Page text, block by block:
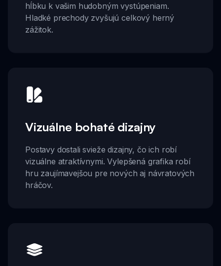
hĺbku k vašim hudobným vystúpeniam.
Hladké prechody zvyšujú celkový herný
zážitok.
Vizuálne bohaté dizajny
Postavy dostali svieže dizajny, čo ich robí
vizuálne atraktívnymi. Vylepšená grafika robí
hru zaujímavejšou pre nových aj návratových
hráčov.